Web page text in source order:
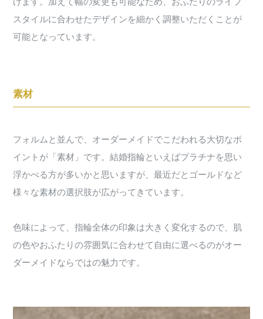
スタイルに合わせたデザインを細かく調整いただくことが
可能となっています。
素材
フォルムと並んで、オーダーメイドでこだわれる大切なポ
イントが「素材」です。結婚指輪といえばプラチナを思い
浮かべる方が多いかと思いますが、最近だとゴールドなど
様々な素材の選択肢が広がってきています。
色味によって、指輪全体の印象は大きく変化するので、肌
の色やおふたりの雰囲気に合わせて自由に選べるのがオー
ダーメイドならではの魅力です。